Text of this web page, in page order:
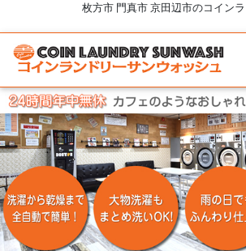
枚方市 門真市 京田辺市のコイン